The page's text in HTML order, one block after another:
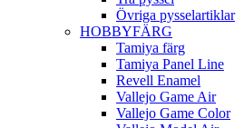
Övriga pysselartiklar
HOBBYFÄRG
Tamiya färg
Tamiya Panel Line
Revell Enamel
Vallejo Game Air
Vallejo Game Color